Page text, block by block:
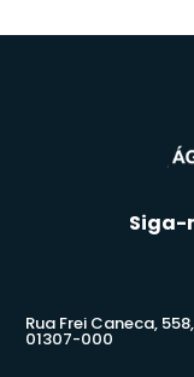
Siga-
Rua Frei Caneca,
01307-000